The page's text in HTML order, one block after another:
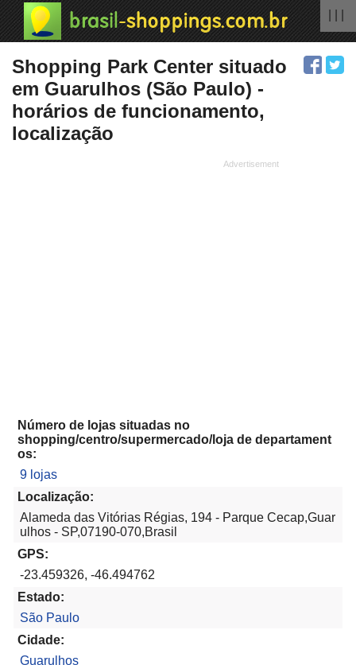
Shopping Park Center situado
em Guarulhos (São Paulo) -
horários de funcionamento,
localização
Número de lojas situadas no
shopping/centro/supermercado/loja de departament
os:
9 lojas
Localização:
Alameda das Vitórias Régias, 194 - Parque Cecap,Guar
ulhos - SP,07190-070,Brasil
GPS:
-23.459326, -46.494762
Estado:
São Paulo
Cidade:
Guarulhos